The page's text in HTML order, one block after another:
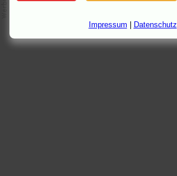
Impressum Datenschutz